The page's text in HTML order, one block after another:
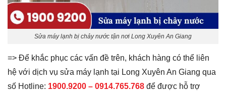
Sửa máy lạnh bị chảy nước tận nơi Long Xuyên An Giang
=> Để khắc phục các vấn đề trên, khách hàng có thể liên
hệ với dịch vụ sửa máy lạnh tại Long Xuyên An Giang qua
số Hotline: 1900.9200 – 0914.765.768 để được hỗ trợ